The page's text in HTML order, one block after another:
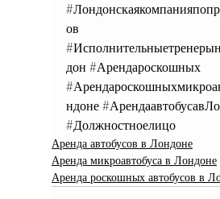
ов
дон #Арендароскошных
ндоне
#Должностноелицо
Аренда автобусов в Лондоне
Аренда микроавтобуса в Лондоне
Аренда роскошных автобусов в